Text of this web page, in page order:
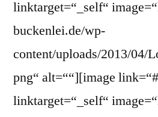
linktarget=“_self“
buckenlei.de/wp-
content/uploads/2013/04/
png“ alt=““][image
linktarget=“_self“